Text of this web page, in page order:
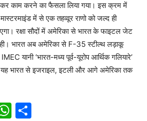
काम करने का फैसला लिया गया। इस क्रम में
में से एक तहव्वूर राणो को जल्द ही
रक्षा सौदों में अमेरिका से भारत के फाइटल जेट
भारत अब अमेरिका से F-35 स्टील्थ लड़ाकू
यानी ‘भारत-मध्य पूर्व-यूरोप आर्थिक गलियारे’
यह भारत से इजराइल, इटली और आगे अमेरिका तक
W